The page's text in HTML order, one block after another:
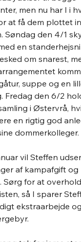
men nu har I i
at få dem plottet
Søndag den 4/1
en
om snarest,
suppe og en
Fredag den 6/2
i Østervrå,
en rigtig god
dommerkolleger.
vil Steffen
af kampafgift og
Sørg for at
så I sparer
ekstraarbejde